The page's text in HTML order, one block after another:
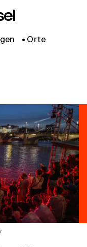
Orte